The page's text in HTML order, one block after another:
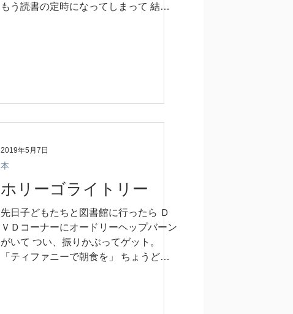
もう読書の定時になってしまって 結局
2019年5月7日
本
ホリーゴライトリー
先日子どもたちと図書館に行ったら Ｄ
ＶＤコーナーにオードリーヘップバーン
がいて つい、振りかぶってゲット。
「ティファニーで朝食を」 ちょうど先